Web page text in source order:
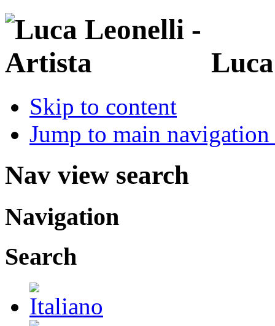
Skip to content
Jump to main
Nav view search
Navigation
Search